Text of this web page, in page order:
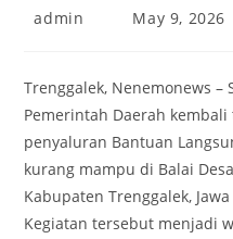
Post
admin
Post
May 9, 2026
Trenggalek, Nenemonews –
Pemerintah Daerah
penyaluran Bantuan
kurang mampu di Balai
Kabupaten Trenggalek,
Kegiatan tersebut menjadi